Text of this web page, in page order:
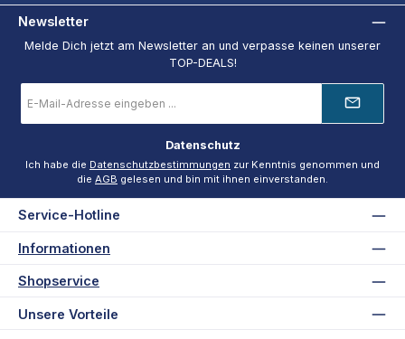
Newsletter
Melde Dich jetzt am Newsletter an und verpasse keinen unserer
TOP-DEALS!
Mail-
Adresse
Datenschutz
Ich habe die Datenschutzbestimmungen zur Kenntnis genommen und
die AGB gelesen und bin mit ihnen einverstanden.
Service-Hotline
Informationen
Shopservice
Unsere Vorteile